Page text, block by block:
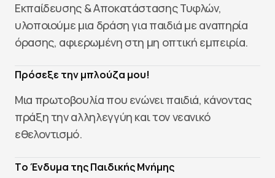
Εκπαίδευσης & Αποκατάστασης Τυφλών,
υλοποιούμε μια δράση για παιδιά με αναπηρία
όρασης, αφιερωμένη στη μη οπτική εμπειρία.
Πρόσεξε την μπλούζα μου!
Μια πρωτοβουλία που ενώνει παιδιά, κάνοντας
πράξη την αλληλεγγύη και τον νεανικό
εθελοντισμό.
Tο Ένδυμα της Παιδικής Μνήμης